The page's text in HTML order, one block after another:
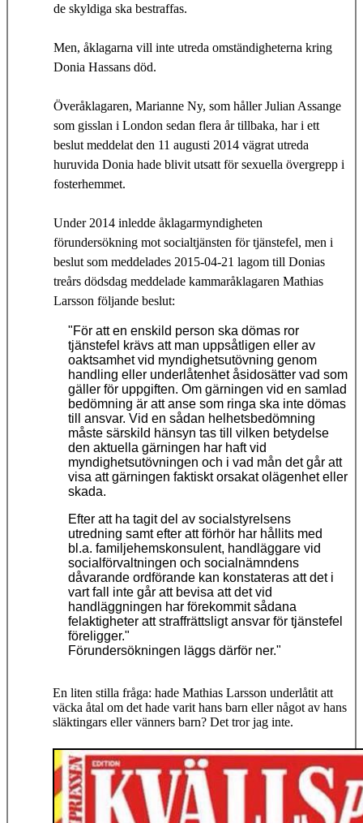
de skyldiga ska bestraffas.
Men, åklagarna vill inte utreda omständigheterna kring
Donia Hassans död.
Överåklagaren, Marianne Ny, som håller Julian Assange
som gisslan i London sedan flera år tillbaka, har i ett
beslut meddelat den 11 augusti 2014 vägrat utreda
huruvida Donia hade blivit utsatt för sexuella övergrepp i
fosterhemmet.
Under 2014 inledde åklagarmyndigheten
förundersökning mot socialtjänsten för tjänstefel, men i
beslut som meddelades 2015-04-21 lagom till Donias
treårs dödsdag meddelade kammaråklagaren Mathias
Larsson följande beslut:
"För att en enskild person ska dömas ror
tjänstefel krävs att man uppsåtligen eller av
oaktsamhet vid myndighetsutövning genom
handling eller underlåtenhet åsidosätter vad som
gäller för uppgiften. Om gärningen vid en samlad
bedömning är att anse som ringa ska inte dömas
till ansvar. Vid en sådan helhetsbedömning
måste särskild hänsyn tas till vilken betydelse
den aktuella gärningen har haft vid
myndighetsutövningen och i vad mån det går att
visa att gärningen faktiskt orsakat olägenhet eller
skada.
Efter att ha tagit del av socialstyrelsens
utredning samt efter att förhör har hållits med
bl.a. familjehemskonsulent, handläggare vid
socialförvaltningen och socialnämndens
dåvarande ordförande kan konstateras att det i
vart fall inte går att bevisa att det vid
handläggningen har förekommit sådana
felaktigheter att straffrättsligt ansvar för tjänstefel
föreligger."
Förundersökningen läggs därför ner."
En liten stilla fråga: hade Mathias Larsson underlåtit att
väcka åtal om det hade varit hans barn eller något av hans
släktingars eller vänners barn? Det tror jag inte.